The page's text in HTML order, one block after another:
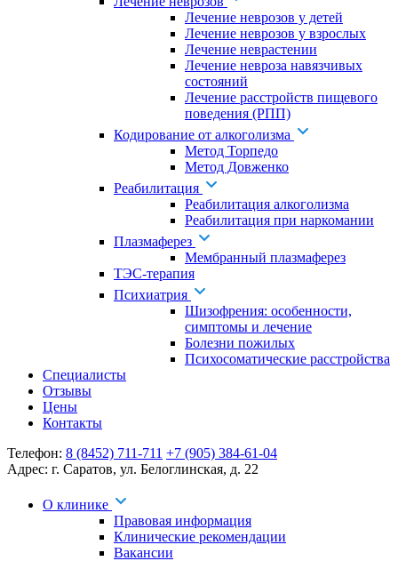
Лечение неврозов у детей
Лечение неврозов у взрослых
Лечение неврастении
Лечение невроза навязчивых
состояний
Лечение расстройств пищевого
поведения (РПП)
Кодирование от алкоголизма
Метод Торпедо
Метод Довженко
Реабилитация
Реабилитация алкоголизма
Реабилитация при наркомании
Плазмаферез
Мембранный плазмаферез
ТЭС-терапия
Психиатрия
Шизофрения: особенности,
симптомы и лечение
Болезни пожилых
Психосоматические расстройства
Специалисты
Отзывы
Цены
Контакты
Телефон: 8 (8452) 711-711 +7 (905) 384-61-04
Адрес: г. Саратов, ул. Белоглинская, д. 22
О клинике
Правовая информация
Клинические рекомендации
Вакансии